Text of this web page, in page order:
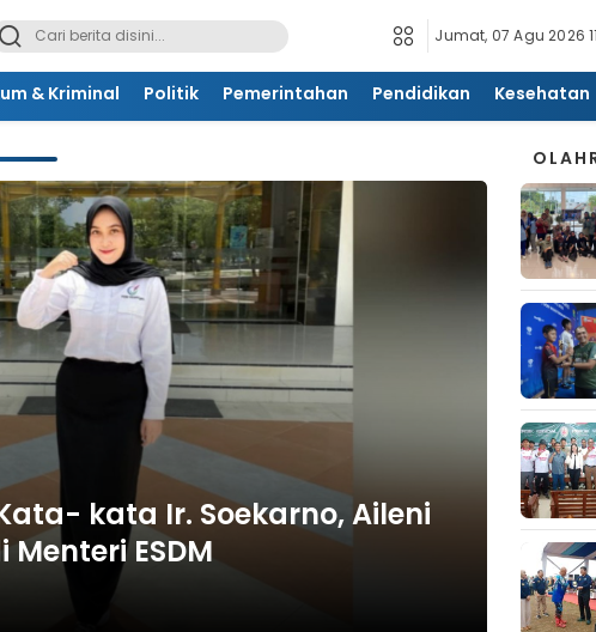
Jumat, 07 Agu 2026
& Kriminal Politik Pemerintahan Pendidikan Kesehatan
kata Ir. Soekarno, Aileni
ESDM